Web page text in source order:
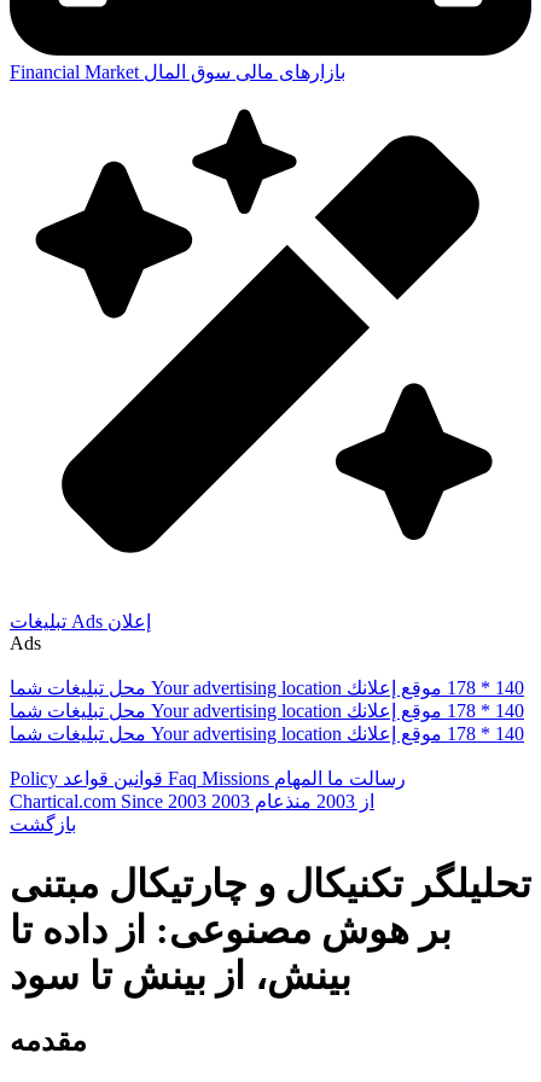
Financial Market بازارهای مالی سوق المال
تبلیغات Ads إعلان
Ads
محل تبلیغات شما Your advertising location موقع إعلانك 178 * 140
محل تبلیغات شما Your advertising location موقع إعلانك 178 * 140
محل تبلیغات شما Your advertising location موقع إعلانك 178 * 140
Policy قوانین قواعد Faq Missions رسالت ما المهام
Chartical.com Since 2003 از 2003
منذعام 2003
بازگشت
تحلیلگر تکنیکال و چارتیکال مبتنی
بر هوش مصنوعی: از داده تا
بینش، از بینش تا سود
مقدمه